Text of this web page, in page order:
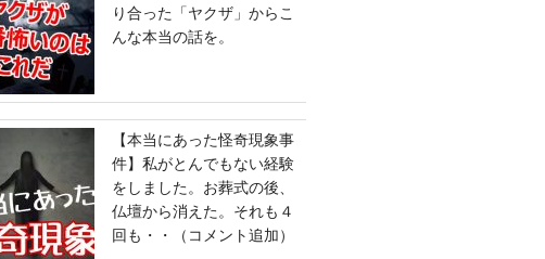
り合った「ヤクザ」からこ
んな本当の話を。
【本当にあった怪奇現象事
件】私がとんでもない経験
をしました。お葬式の後、
仏壇から消えた。それも４
回も・・（コメント追加）